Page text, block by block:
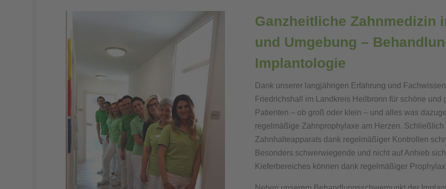
Ganzheitliche Zahnmedizin
und Umgebung –
Implantologie
Dank unserer langjährigen Erfahrung und
Friedrichshall im Landkreis Heilbronn für schöne und
Patienten – ob groß oder klein – und alles was
regelmäßige Zahnprophylaxe am Herzen.
Zahnhalteapparats dank regelmäßiger Kontrollen
Besonders schwerwiegende und nicht auf Anhieb
Kieferbereiches können dank regelmäßiger